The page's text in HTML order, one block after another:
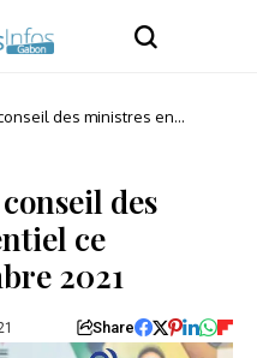
des ministres en
des
ce
2021
Share